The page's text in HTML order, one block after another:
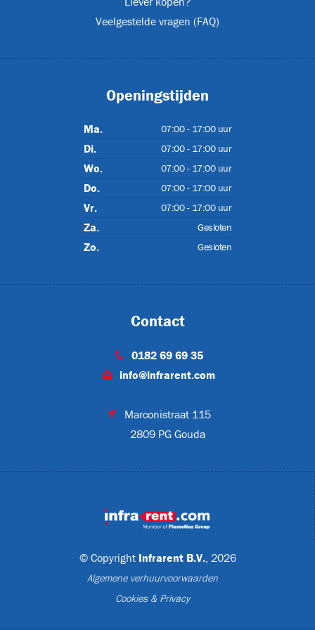
Veelgestelde vragen (FAQ)
Openingstijden
Ma. 07:00 - 17:00 uur
Di. 07:00 - 17:00 uur
Wo. 07:00 - 17:00 uur
Do. 07:00 - 17:00 uur
Vr. 07:00 - 17:00 uur
Za. Gesloten
Zo. Gesloten
Contact
0182 69 69 35
info@infrarent.com
Marconistraat 115
2809 PG Gouda
© Copyright Infrarent B.V., 2026
Algemene verhuurvoorwaarden
Cookies & Privacy